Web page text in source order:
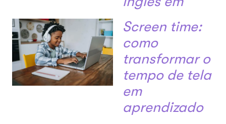
casa
Ensino Bilíngue
Screen time:
como
transformar o
tempo de tela
em
aprendizado